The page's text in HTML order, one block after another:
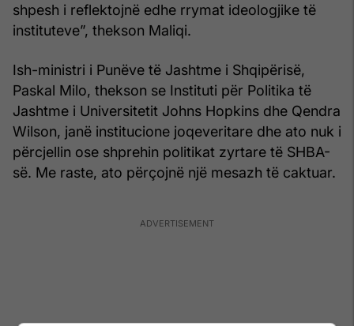
shpesh i reflektojnë edhe rrymat ideologjike të
instituteve”, thekson Maliqi.
Ish-ministri i Punëve të Jashtme i Shqipërisë,
Paskal Milo, thekson se Instituti për Politika të
Jashtme i Universitetit Johns Hopkins dhe Qendra
Wilson, janë institucione joqeveritare dhe ato nuk i
përcjellin ose shprehin politikat zyrtare të SHBA-
së. Me raste, ato përçojnë një mesazh të caktuar.